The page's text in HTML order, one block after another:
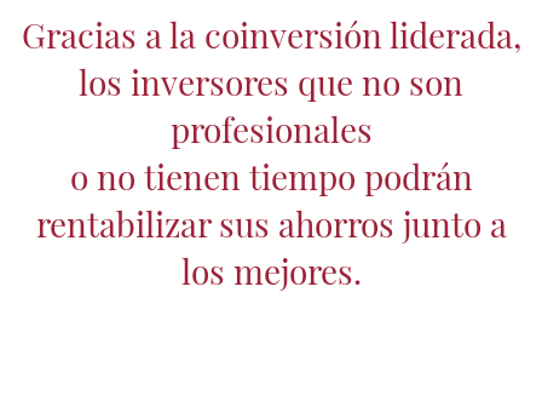
Gracias a la coinversión liderada,
los inversores que no son
profesionales
o no tienen tiempo podrán
rentabilizar sus ahorros junto a
los mejores.